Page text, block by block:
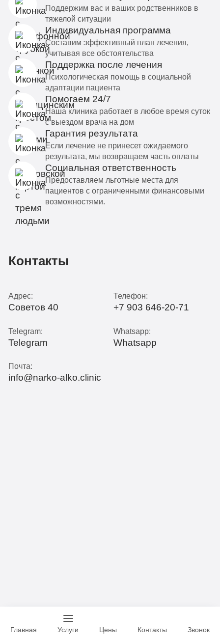
Поддержим вас и ваших родственников в
тяжелой ситуации
Индивидуальная программа
Составим эффективный план лечения,
учитывая все обстоятельства
Поддержка после лечения
Психологическая помощь в социальной
адаптации пациента
Помогаем 24/7
Наша клиника работает в любое время суток
с выездом врача на дом
Гарантия результата
Если лечение не принесет ожидаемого
результата, мы возвращаем часть оплаты
Социальная ответственность
Предоставляем льготные места для
пациентов с ограниченными финансовыми
возможностями.
Контакты
Адрес:
Советов 40
Телефон:
+7 903 646-20-71
Telegram:
Telegram
Whatsapp:
Whatsapp
Почта:
info@narko-alko.clinic
Главная Услуги Цены Контакты Звонок